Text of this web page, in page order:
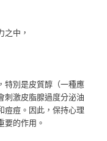
中，
特別是皮質醇（一種應
刺激皮脂腺過度分泌油
痘痘。因此，保持心理
要的作用。